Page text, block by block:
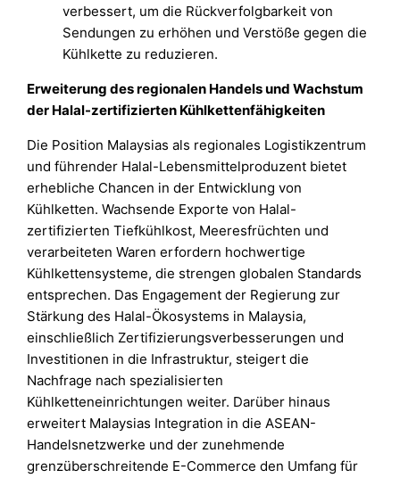
verbessert, um die Rückverfolgbarkeit von
Sendungen zu erhöhen und Verstöße gegen die
Kühlkette zu reduzieren.
Erweiterung des regionalen Handels und Wachstum
der Halal-zertifizierten Kühlkettenfähigkeiten
Die Position Malaysias als regionales Logistikzentrum
und führender Halal-Lebensmittelproduzent bietet
erhebliche Chancen in der Entwicklung von
Kühlketten. Wachsende Exporte von Halal-
zertifizierten Tiefkühlkost, Meeresfrüchten und
verarbeiteten Waren erfordern hochwertige
Kühlkettensysteme, die strengen globalen Standards
entsprechen. Das Engagement der Regierung zur
Stärkung des Halal-Ökosystems in Malaysia,
einschließlich Zertifizierungsverbesserungen und
Investitionen in die Infrastruktur, steigert die
Nachfrage nach spezialisierten
Kühlketteneinrichtungen weiter. Darüber hinaus
erweitert Malaysias Integration in die ASEAN-
Handelsnetzwerke und der zunehmende
grenzüberschreitende E-Commerce den Umfang für